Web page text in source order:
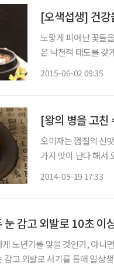
[오색섭생] 건
노랗게 피어난 꽃들
은 낙천적 태도를 갖
2015-06-02 09:35
오미자는 껍질의 신
가지 맛이 난다 해
2014-05-19 17:33
눈 감고 외발로 10초 이
노년기를 맞을 것인가, 아니면
감고 외발로 서기를 통해 일상